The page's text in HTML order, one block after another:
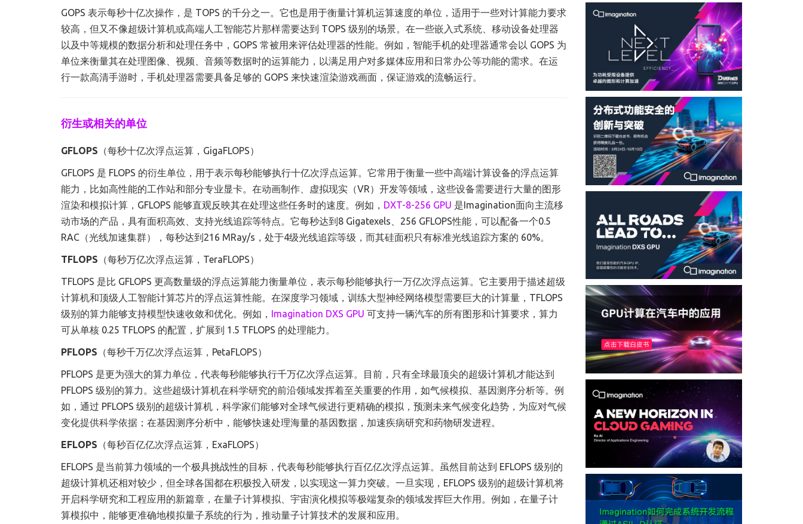
GOPS 表示每秒十亿次操作，是 TOPS 的千分之一。它也是用于衡量计算机运算速度的单位，适用于一些对计算能力要求
较高，但又不像超级计算机或高端人工智能芯片那样需要达到 TOPS 级别的场景。在一些嵌入式系统、移动设备处理器
以及中等规模的数据分析和处理任务中，GOPS 常被用来评估处理器的性能。例如，智能手机的处理器通常会以 GOPS 为
单位来衡量其在处理图像、视频、音频等数据时的运算能力，以满足用户对多媒体应用和日常办公等功能的需求。在运
行一款高清手游时，手机处理器需要具备足够的 GOPS 来快速渲染游戏画面，保证游戏的流畅运行。
衍生或相关的单位
GFLOPS （每秒十亿次浮点运算，GigaFLOPS）
GFLOPS 是 FLOPS 的衍生单位，用于表示每秒能够执行十亿次浮点运算。它常用于衡量一些中高端计算设备的浮点运算
能力，比如高性能的工作站和部分专业显卡。在动画制作、虚拟现实（VR）开发等领域，这些设备需要进行大量的图形
渲染和模拟计算，GFLOPS 能够直观反映其在处理这些任务时的速度。例如， DXT-8-256 GPU 是Imagination面向主流移
动市场的产品，具有面积高效、支持光线追踪等特点。它每秒达到8 Gigatexels、256 GFLOPS性能，可以配备一个0.5
RAC（光线加速集群），每秒达到216 MRay/s，处于4级光线追踪等级，而其硅面积只有标准光线追踪方案的 60%。
TFLOPS （每秒万亿次浮点运算，TeraFLOPS）
TFLOPS 是比 GFLOPS 更高数量级的浮点运算能力衡量单位，表示每秒能够执行一万亿次浮点运算。它主要用于描述超级
计算机和顶级人工智能计算芯片的浮点运算性能。在深度学习领域，训练大型神经网络模型需要巨大的计算量，TFLOPS
级别的算力能够支持模型快速收敛和优化。例如， Imagination DXS GPU 可支持一辆汽车的所有图形和计算要求，算力
可从单核 0.25 TFLOPS 的配置，扩展到 1.5 TFLOPS 的处理能力。
PFLOPS （每秒千万亿次浮点运算，PetaFLOPS）
PFLOPS 是更为强大的算力单位，代表每秒能够执行千万亿次浮点运算。目前，只有全球最顶尖的超级计算机才能达到
PFLOPS 级别的算力。这些超级计算机在科学研究的前沿领域发挥着至关重要的作用，如气候模拟、基因测序分析等。例
如，通过 PFLOPS 级别的超级计算机，科学家们能够对全球气候进行更精确的模拟，预测未来气候变化趋势，为应对气候
变化提供科学依据；在基因测序分析中，能够快速处理海量的基因数据，加速疾病研究和药物研发进程。
EFLOPS （每秒百亿亿次浮点运算，ExaFLOPS）
EFLOPS 是当前算力领域的一个极具挑战性的目标，代表每秒能够执行百亿亿次浮点运算。虽然目前达到 EFLOPS 级别的
超级计算机还相对较少，但全球各国都在积极投入研发，以实现这一算力突破。一旦实现，EFLOPS 级别的超级计算机将
开启科学研究和工程应用的新篇章，在量子计算模拟、宇宙演化模拟等极端复杂的领域发挥巨大作用。例如，在量子计
算模拟中，能够更准确地模拟量子系统的行为，推动量子计算技术的发展和应用。